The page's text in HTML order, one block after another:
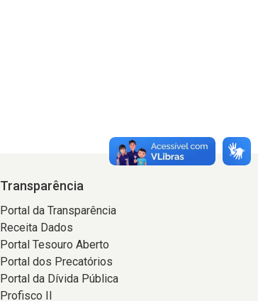
Transparência
Portal da Transparência
Receita Dados
Portal Tesouro Aberto
Portal dos Precatórios
Portal da Dívida Pública
Profisco II